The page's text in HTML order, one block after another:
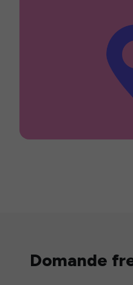
Domande